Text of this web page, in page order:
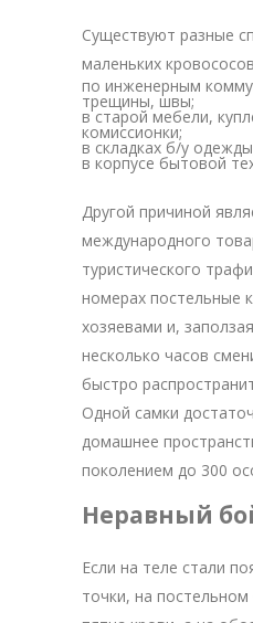
Существуют разные
маленьких
по инженерным
трещины, швы;
в старой мебели,
комиссионки;
в складках б/у
в корпусе бытовой
Другой причиной
международного
туристического
номерах постельные
хозяевами и,
несколько часов
быстро
Одной самки
домашнее
поколением до 300
Неравный
Если на теле стали
точки, на